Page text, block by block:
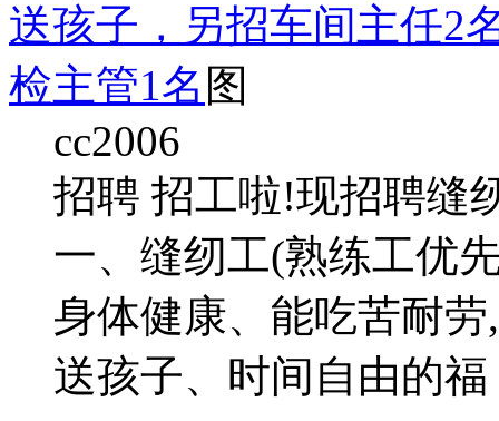
送孩子，另招车间主任2
检主管1名 图
cc2006
招聘 招工啦!现招聘缝
一、缝纫工(熟练工优
身体健康、能吃苦耐
送孩子、时间自由的福